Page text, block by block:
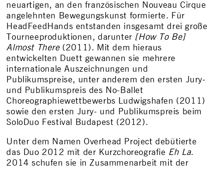
neuartigen, an den französischen Nouveau Cirque
angelehnten Bewegungskunst formierte. Für
HeadFeedHands entstanden insgesamt drei große
Tourneeproduktionen, darunter [How To Be]
Almost There(2011). Mit dem hieraus
entwickelten Duett gewannen sie mehrere
internationale Auszeichnungen und
Publikumspreise, unter anderem den ersten Jury-
und Publikumspreis des No-Ballet
Choreographiewettbewerbs Ludwigshafen (2011)
sowie den ersten Jury- und Publikumspreis beim
SoloDuo Festival Budapest (2012).
Unter dem Namen Overhead Project debütierte
das Duo 2012 mit der Kurzchoreografie Eh La.
2014 schufen sie in Zusammenarbeit mit der